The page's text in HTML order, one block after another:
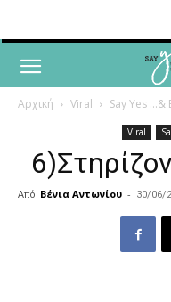
Αρχική Viral Say Yes
Viral
Από Βένια Αντωνίου - 30/06/